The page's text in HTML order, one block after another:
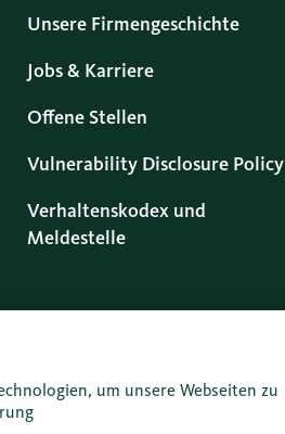
Unsere Firmengeschichte
Jobs & Karriere
Offene Stellen
Vulnerability Disclosure Policy
Verhaltenskodex und
Meldestelle
um unsere Webseiten zu